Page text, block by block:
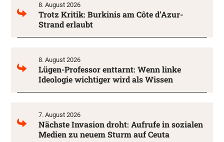
8. August 2026
Trotz Kritik: Burkinis am Côte d’Azur-
Strand erlaubt
8. August 2026
Lügen-Professor enttarnt: Wenn linke
Ideologie wichtiger wird als Wissen
7. August 2026
Nächste Invasion droht: Aufrufe in sozialen
Medien zu neuem Sturm auf Ceuta